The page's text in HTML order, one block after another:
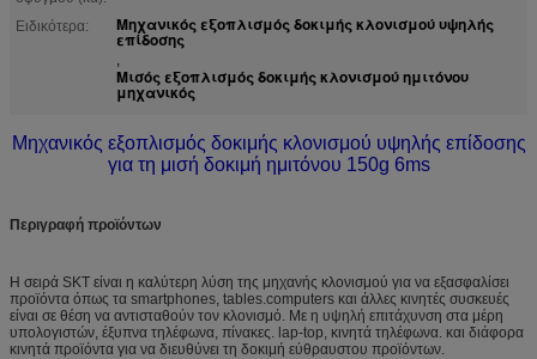
Ειδικότερα: Μηχανικός εξοπλισμός δοκιμής κλονισμού υψηλής
επίδοσης
,
Μισός εξοπλισμός δοκιμής κλονισμού ημιτόνου
μηχανικός
Μηχανικός εξοπλισμός δοκιμής κλονισμού υψηλής επίδοσης
για τη μισή δοκιμή ημιτόνου 150g 6ms
Περιγραφή προϊόντων
Η σειρά SKT είναι η καλύτερη λύση της μηχανής κλονισμού για να εξασφαλίσει
προϊόντα όπως τα smartphones, tables.computers και άλλες κινητές συσκευές
είναι σε θέση να αντισταθούν τον κλονισμό. Με η υψηλή επιτάχυνση στα μέρη
υπολογιστών, έξυπνα τηλέφωνα, πίνακες. lap-top, κινητά τηλέφωνα. και διάφορα
κινητά προϊόντα για να διευθύνει τη δοκιμή εύθραυστου προϊόντων.